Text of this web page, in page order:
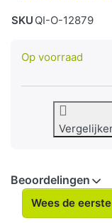
SKU QI-O-12879
Op voorraad
Beoordelingen
Wees de